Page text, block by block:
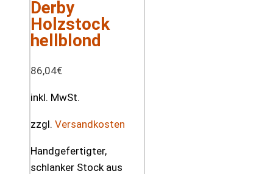
Derby
Holzstock
hellblond
86,04€
inkl. MwSt.
zzgl. Versandkosten
Handgefertigter,
schlanker Stock aus